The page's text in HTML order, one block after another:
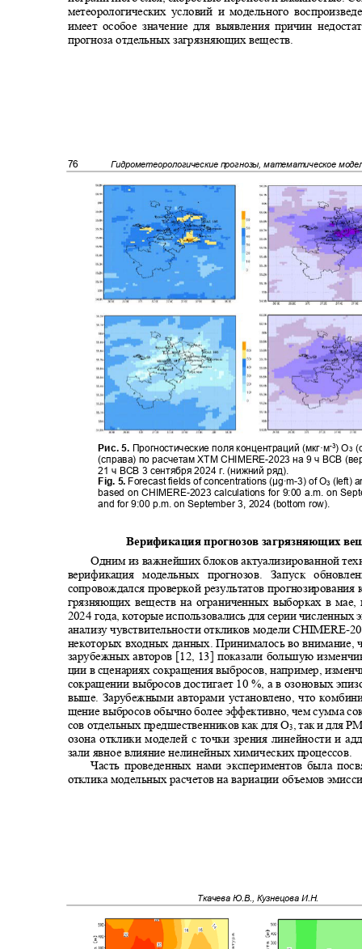
метеорологических условий и модельного
имеет особое значение для выявления причин
прогноза отдельных загрязняющих веществ.
76 Гидрометеорологические прогнозы, математическое
Рис. 5. Прогностические поля концентраций (мкг·м-3) O3
(справа) по расчетам ХТМ CHIMERE-2023 на 9 ч ВСВ
21 ч ВСВ 3 сентября 2024 г.(нижний ряд).
Fig. 5. Forecast fields of concentrations (μg·m-3) of O3 (left)
based on CHIMERE-2023 calculations for 9:00 a.m. on
and for 9:00 p.m. on September 3, 2024 (bottom row).
Верификация прогнозов загрязняющих
Одним из важнейших блоков актуализированной
верификация модельных прогнозов. Запуск
сопровождался проверкой результатов
грязняющих веществ на ограниченных выборках в
2024 года, которые использовались для серии численных
анализу чувствительности откликов моделиCHIMERE-
некоторых входных данных. Принималось во внимание,
зарубежных авторов [12, 13]показали большую
ции в сценариях сокращения выбросов, например,
сокращении выбросов достигает 10 %, а в озоновых
выше. Зарубежными авторами установлено, что
щение выбросов обычно более эффективно, чем сумма
сов отдельных предшественников как дляO3 , так и для
озона отклики моделей с точки зрения линейности и
зали явное влияние нелинейных химических процессов.
Часть проведенных нами экспериментов была
отклика модельных расчетов на вариации объемов
Ткачева Ю.В., Кузнецова И.Н.